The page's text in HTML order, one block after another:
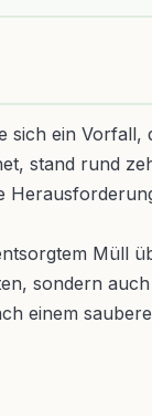
sich ein
stand rund
Müll
sondern
einem